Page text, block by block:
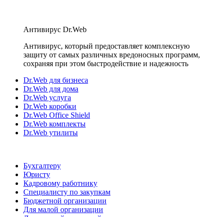
Антивирус Dr.Web
Антивирус, который предоставляет комплексную
защиту от самых различных вредоносных программ,
сохраняя при этом быстродействие и надежность
Dr.Web для бизнеса
Dr.Web для дома
Dr.Web услуга
Dr.Web коробки
Dr.Web Office Shield
Dr.Web комплекты
Dr.Web утилиты
Бухгалтеру
Юристу
Кадровому работнику
Специалисту по закупкам
Бюджетной организации
Для малой организации